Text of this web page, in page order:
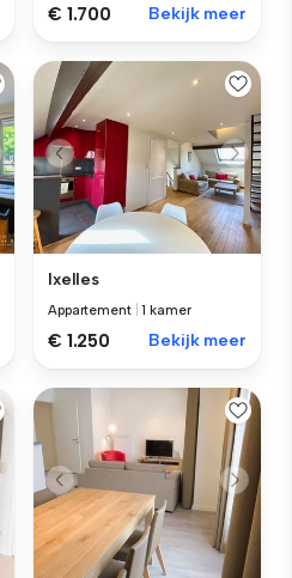
€ 1.700 Bekijk meer
Ixelles
Appartement |1 kamer
€ 1.250 Bekijk meer